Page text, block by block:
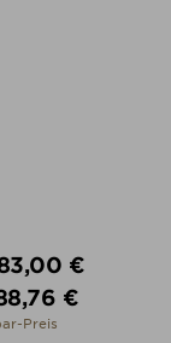
€
Preis €
Preis